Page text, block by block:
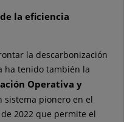
la eficiencia
la descarbonización
ha tenido también la
Operativa y
sistema pionero en el
2022 que permite el